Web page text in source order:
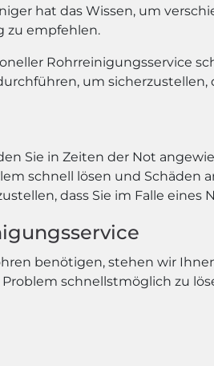
hat das Wissen, um
zu empfehlen.
Rohrreinigungsservice
um
Sie in Zeiten der Not
schnell lösen und Schäden
dass Sie im Falle eines
benötigen, stehen wir
schnellstmöglich zu